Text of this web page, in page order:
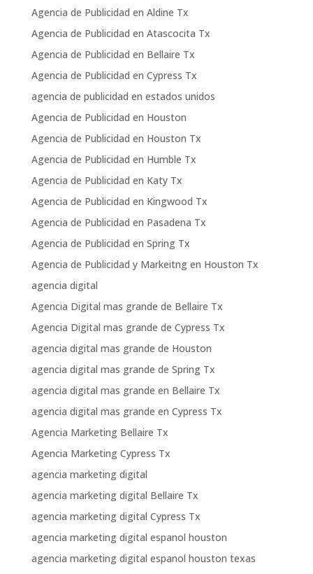
Agencia de Publicidad en Aldine Tx
Agencia de Publicidad en Atascocita Tx
Agencia de Publicidad en Bellaire Tx
Agencia de Publicidad en Cypress Tx
agencia de publicidad en estados unidos
Agencia de Publicidad en Houston
Agencia de Publicidad en Houston Tx
Agencia de Publicidad en Humble Tx
Agencia de Publicidad en Katy Tx
Agencia de Publicidad en Kingwood Tx
Agencia de Publicidad en Pasadena Tx
Agencia de Publicidad en Spring Tx
Agencia de Publicidad y Markeitng en Houston Tx
agencia digital
Agencia Digital mas grande de Bellaire Tx
Agencia Digital mas grande de Cypress Tx
agencia digital mas grande de Houston
agencia digital mas grande de Spring Tx
agencia digital mas grande en Bellaire Tx
agencia digital mas grande en Cypress Tx
Agencia Marketing Bellaire Tx
Agencia Marketing Cypress Tx
agencia marketing digital
agencia marketing digital Bellaire Tx
agencia marketing digital Cypress Tx
agencia marketing digital espanol houston
agencia marketing digital espanol houston texas